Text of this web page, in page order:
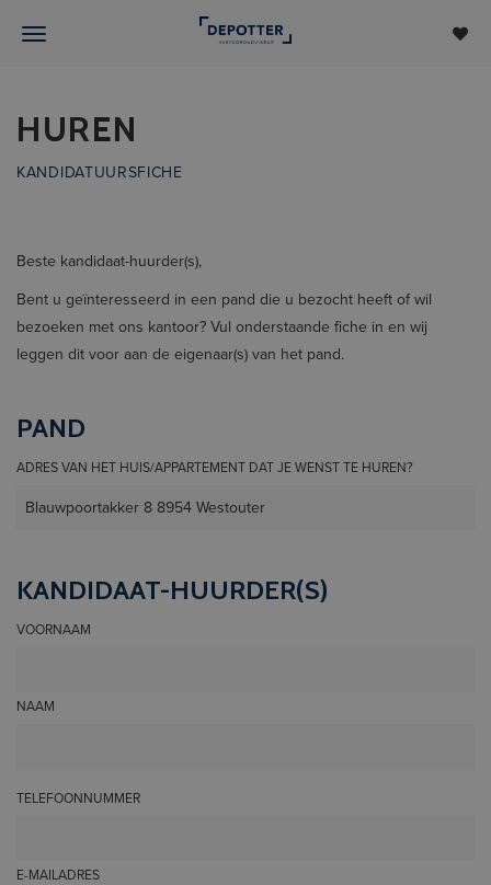
HUREN
KANDIDATUURSFICHE
Beste kandidaat-huurder(s),
Bent u geïnteresseerd in een pand die u bezocht heeft of wil
bezoeken met ons kantoor? Vul onderstaande fiche in en wij
leggen dit voor aan de eigenaar(s) van het pand.
PAND
ADRES VAN HET HUIS/APPARTEMENT DAT JE WENST TE HUREN?
KANDIDAAT-HUURDER(S)
VOORNAAM
NAAM
TELEFOONNUMMER
E-MAILADRES